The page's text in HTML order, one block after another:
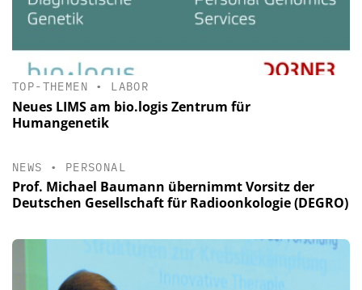
TOP-THEMEN • LABOR
Neues LIMS am bio.logis Zentrum für
Humangenetik
NEWS • PERSONAL
Prof. Michael Baumann übernimmt Vorsitz der
Deutschen Gesellschaft für Radioonkologie (DEGRO)